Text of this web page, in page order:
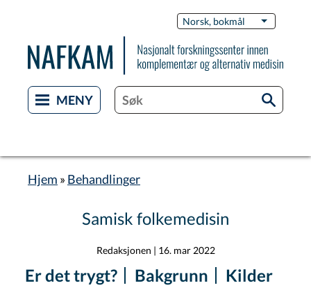
hovedinnhold
Norsk, bokmål List flere
Hjem Behandlinger
Samisk folkemedisin
Redaksjonen | 16. mar 2022
Er det trygt? Bakgrunn Kilder